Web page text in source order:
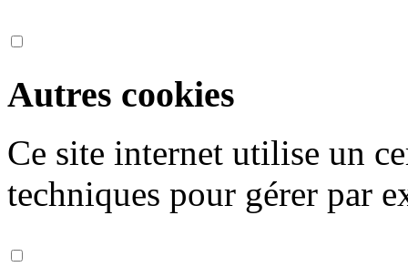
Autres cookies
Ce site internet utilise un
techniques pour gérer par